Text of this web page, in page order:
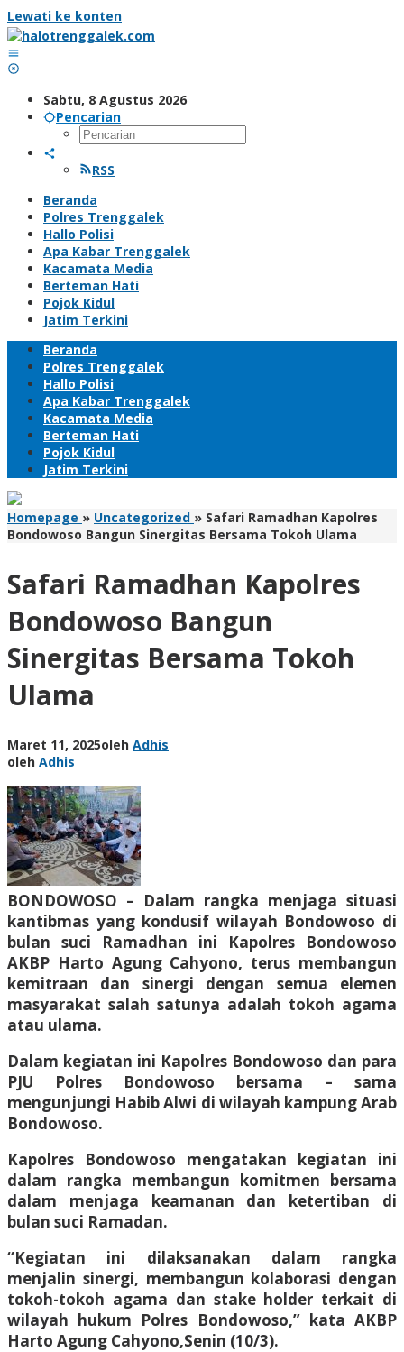
Lewati ke konten
Sabtu, 8 Agustus 2026
Pencarian
RSS
Beranda
Polres Trenggalek
Hallo Polisi
Apa Kabar Trenggalek
Kacamata Media
Berteman Hati
Pojok Kidul
Jatim Terkini
Beranda
Polres Trenggalek
Hallo Polisi
Apa Kabar Trenggalek
Kacamata Media
Berteman Hati
Pojok Kidul
Jatim Terkini
Homepage » Uncategorized » Safari Ramadhan Kapolres
Bondowoso Bangun Sinergitas Bersama Tokoh Ulama
Safari Ramadhan Kapolres
Bondowoso Bangun
Sinergitas Bersama Tokoh
Ulama
Maret 11, 2025oleh Adhis
oleh Adhis
BONDOWOSO – Dalam rangka menjaga situasi
kantibmas yang kondusif wilayah Bondowoso di
bulan suci Ramadhan ini Kapolres Bondowoso
AKBP Harto Agung Cahyono, terus membangun
kemitraan dan sinergi dengan semua elemen
masyarakat salah satunya adalah tokoh agama
atau ulama.
Dalam kegiatan ini Kapolres Bondowoso dan para
PJU Polres Bondowoso bersama – sama
mengunjungi Habib Alwi di wilayah kampung Arab
Bondowoso.
Kapolres Bondowoso mengatakan kegiatan ini
dalam rangka membangun komitmen bersama
dalam menjaga keamanan dan ketertiban di
bulan suci Ramadan.
“Kegiatan ini dilaksanakan dalam rangka
menjalin sinergi, membangun kolaborasi dengan
tokoh-tokoh agama dan stake holder terkait di
wilayah hukum Polres Bondowoso,” kata AKBP
Harto Agung Cahyono,Senin (10/3).